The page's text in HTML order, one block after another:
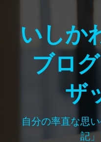
contentいしか
ブロ
ザ
自分の率直な思
記